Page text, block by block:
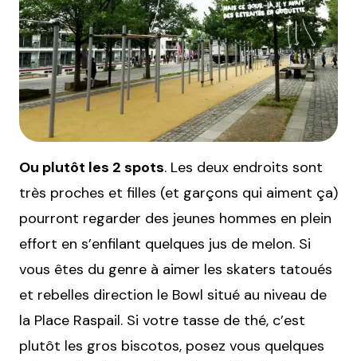
Ou plutôt les 2 spots. Les deux endroits sont
très proches et filles (et garçons qui aiment ça)
pourront regarder des jeunes hommes en plein
effort en s’enfilant quelques jus de melon. Si
vous êtes du genre à aimer les skaters tatoués
et rebelles direction le Bowl situé au niveau de
la Place Raspail. Si votre tasse de thé, c’est
plutôt les gros biscotos, posez vous quelques